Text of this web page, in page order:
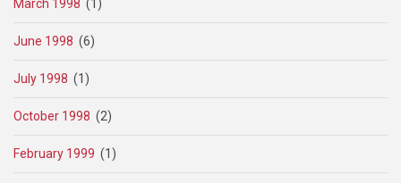
March 1998 (1)
June 1998 (6)
July 1998 (1)
October 1998 (2)
February 1999 (1)